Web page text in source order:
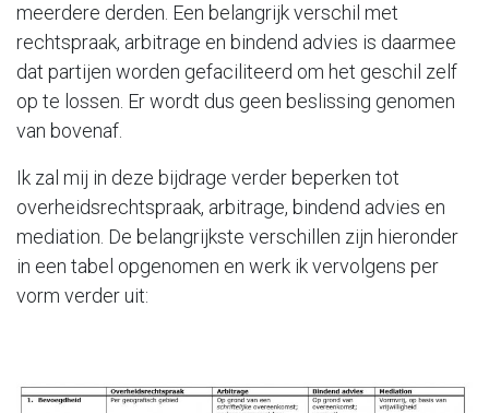
meerdere derden. Een belangrijk verschil met
rechtspraak, arbitrage en bindend advies is daarmee
dat partijen worden gefaciliteerd om het geschil zelf
op te lossen. Er wordt dus geen beslissing genomen
van bovenaf.
Ik zal mij in deze bijdrage verder beperken tot
overheidsrechtspraak, arbitrage, bindend advies en
mediation. De belangrijkste verschillen zijn hieronder
in een tabel opgenomen en werk ik vervolgens per
vorm verder uit: